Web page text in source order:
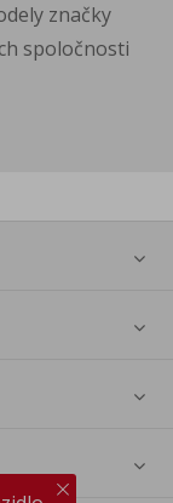
značky
spoločnosti